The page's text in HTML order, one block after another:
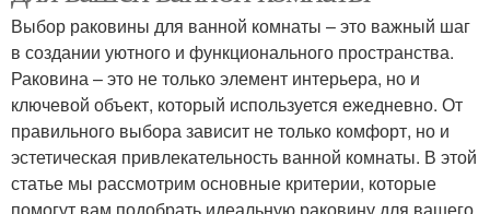
Выбор раковины для ванной комнаты – это важный шаг
в создании уютного и функционального пространства.
Раковина – это не только элемент интерьера, но и
ключевой объект, который используется ежедневно. От
правильного выбора зависит не только комфорт, но и
эстетическая привлекательность ванной комнаты. В этой
статье мы рассмотрим основные критерии, которые
помогут вам подобрать идеальную раковину для вашего